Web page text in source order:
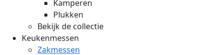
Kamperen
Plukken
Bekijk de collectie
Keukenmessen
Zakmessen